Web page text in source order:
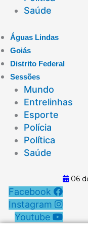
Saúde
Águas Lindas
Goiás
Distrito Federal
Sessões
Mundo
Entrelinhas
Esporte
Polícia
Política
Saúde
06
Facebook
Instagram
Youtube